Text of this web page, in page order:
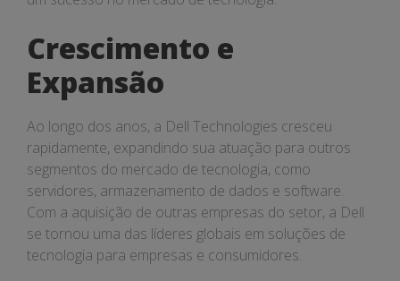
Crescimento e
Expansão
Ao longo dos anos, a Dell Technologies cresceu
rapidamente, expandindo sua atuação para outros
segmentos do mercado de tecnologia, como
servidores, armazenamento de dados e software.
Com a aquisição de outras empresas do setor, a Dell
se tornou uma das líderes globais em soluções de
tecnologia para empresas e consumidores.